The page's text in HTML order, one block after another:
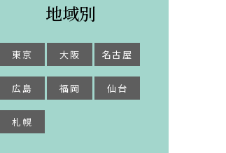
地域別
東京 大阪 名古屋
広島 福岡 仙台
札幌